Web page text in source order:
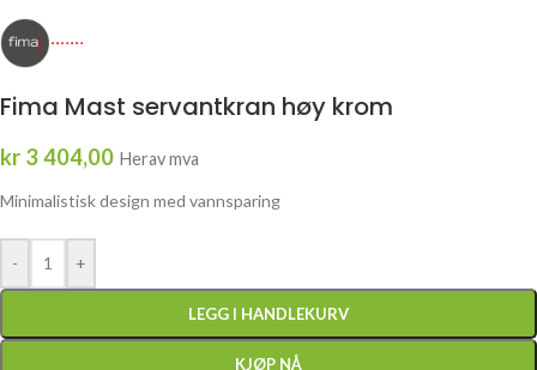
Fima Mast servantkran høy krom
kr 3 404,00 Herav mva
Minimalistisk design med vannsparing
- +
LEGG I HANDLEKURV
KJØP NÅ